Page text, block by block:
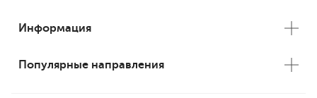
Информация
Популярные направления